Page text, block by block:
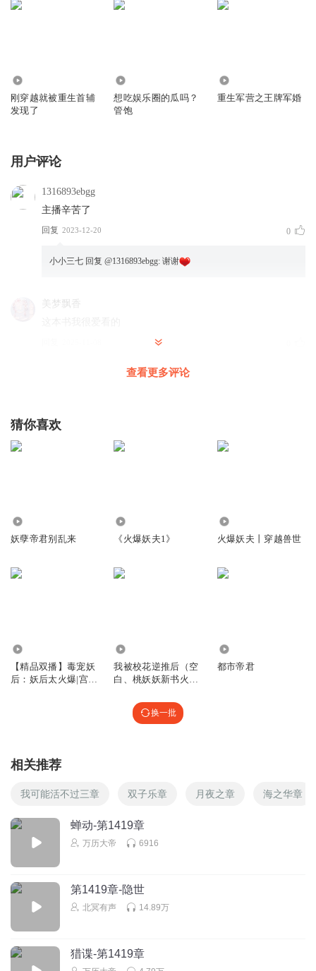
刚穿越就被重生首辅
发现了
想吃娱乐圈的瓜吗？
管饱
重生军营之王牌军婚
用户评论
1316893ebgg
主播辛苦了
回复 2023-12-20 0
小小三七 回复 @1316893ebgg: 谢谢
美梦飘香
查看更多评论
猜你喜欢
妖孽帝君别乱来 《火爆妖夫1》 火爆妖夫丨穿越兽世
【精品双播】毒宠妖
后：妖后太火爆|宫
我被校花逆推后（空
白、桃妖妖新书火爆
都市帝君
换一批
相关推荐
我可能活不过三章 双子乐章 月夜之章 海之华章
蝉动-第1419章
万历大帝 6916
第1419章-隐世
北冥有声 14.89万
猎谍-第1419章